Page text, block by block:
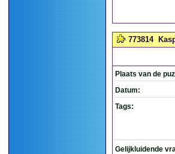
773814
Plaats van de
Datum:
Tags:
Gelijkluidende